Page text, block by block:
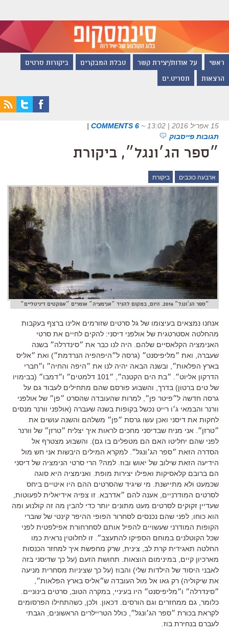
ראשי על אודות/יצירת קשר טבלת המבקרים ביקורות סרטים
הרצאות תסריט.ים
15 אפריל 2016 | 13:02 ~
6 COMMENTS
|
תגובות פייסבוק
״ספר הג׳ונגל״, ביקורת
ארבעה כוכבים ביקורת
״ספר הג׳ונגל״ 2016. היום, במקום להגיד ״אנימציה״ אומרים ״אפקטים דיגיטליים״
אנחנו נמצאים בעיצומו של גל סרטים שזורמים אלינו ברצף בעקבות
מהחלטה אסטרטגית של אולפני דיסני: להקים לחיים את סרטי
האנימציה הקלאסיים שלהם. היה לנו כבר את ״סינדרלה״ בשנה
שעברה, ואת ״מליפיסנט״ (גרסה ל״היפהפיה הנרדמת״) ואת ״אליס
בארץ הפלאות״, ובשנה הבאה יהיה לנו את ״היפה והחיה״ ו״חברי
הדרקון אליוט״. ״בת הים הקטנה״, ״101 דלמטים״ ו״דמבו״ (בבימויו
של טים ברטון) בדרך, והשבוע פורסם שהם מתחילים לעבוד גם על
גרסה חדשה ל״פיטר פן״, למרות שהעובדה שהסרט ״פן״ של אולפני
וורנר והבמאי ג׳ו רייט נכשל בקופות בשנה שעברה (אולפני וורנר מנסים
לחקות את דיסני ואכן עשו גרסת ״פן״ משלהם והשנה עושים את
״טרזן״. אני מניח שבדיסני מחכים לראות איך יצליח ״טרזן״ של וורנר
לפני שהם יחליטו האם הם מטפלים בו גם). והשבוע מצטרף אל
הסדרה הזאת ״ספר הג׳ונגל״. למקרא המילים היבשות אני חש מול
הידיעה הזאת שילוב של יאוש ובוז. למה? הרי סרטי הנימציה של דיסני
הם ברובם קלאסיקות ואפילו יצירות מופת. ואנימציה היא סוגה
שכמעט ולא מתיישנת. מי שיגיד שהסרטים ההם היו איטיים ביחס
לסרטים המודרניים, אענה להם ״אדרבא. זו צפיה אידיאלית לפעוטות,
שעדיין זקוקים לסרטים מעט מתונים יותר כדי להבין מה זה קולנוע ומה
הוא כוחו, לפני שהם נכנסים לסחרור הפופי ההיפר קינטי של שוברי
הקופות המודרני שעשויים להפיל אותם לסחרחורת אפילפטית לפני
שכל הקוטלנים במוחם הספיקו להתעצב״. זו לחלוטין נראית כמו
החלטה תאגידית קרת לב, צינית, שרק מחפשת איך למחזר הכנסות
מארכיון קיים, במינימום הוצאות. תחושת הזעם (על כך שדיסני בזה
לאבני היסוד של הילדות שלי) והבוז (על כך שציניות מסחרית מניעה
את שיקוליה) רק גאו אל מול העובדה ש״אליס בארץ הפלאות״,
״סינדרלה״ ו״מליפיסנט״ היו בעיניי, במקרה הטוב, סרטים בינוניים.
כלומר, גם ממחזרים וגם הורסים. דכאון. ולכן, כשהתחילו הפרסומים
לקראת בכורת ״ספר הג׳ונגל״, כולל הטריילרים הראשונים, הגבתי
לעברם בנחירת בוז.